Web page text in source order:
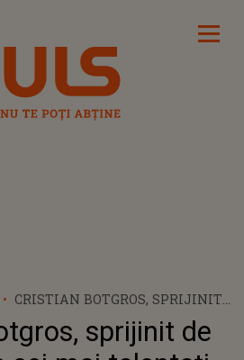
CRISTIAN BOTGROS, SPRIJINIT
DE UNUL DINTRE CEI MAI
TALENTAȚI ARTIȘTI. CINE ESTE
CELEBRUL CÂNTĂREȚ CARE A
sprijinit de